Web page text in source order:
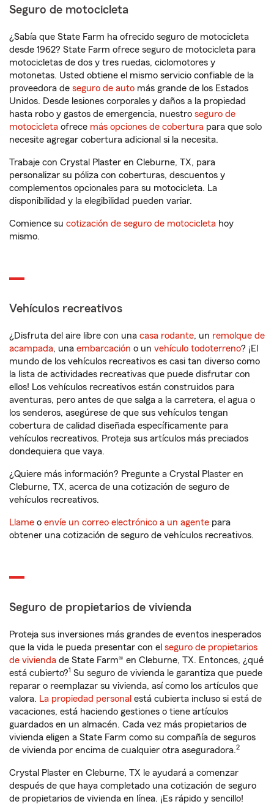
Seguro de motocicleta
¿Sabía que State Farm ha ofrecido seguro de motocicleta
desde 1962? State Farm ofrece seguro de motocicleta para
motocicletas de dos y tres ruedas, ciclomotores y
motonetas. Usted obtiene el mismo servicio confiable de la
proveedora de seguro de auto más grande de los Estados
Unidos. Desde lesiones corporales y daños a la propiedad
hasta robo y gastos de emergencia, nuestro seguro de
motocicleta ofrece más opciones de cobertura para que solo
necesite agregar cobertura adicional si la necesita.
Trabaje con Crystal Plaster en Cleburne, TX, para
personalizar su póliza con coberturas, descuentos y
complementos opcionales para su motocicleta. La
disponibilidad y la elegibilidad pueden variar.
Comience su cotización de seguro de motocicleta hoy
mismo.
Vehículos recreativos
¿Disfruta del aire libre con una casa rodante, un remolque de
acampada, una embarcación o un vehículo todoterreno? ¡El
mundo de los vehículos recreativos es casi tan diverso como
la lista de actividades recreativas que puede disfrutar con
ellos! Los vehículos recreativos están construidos para
aventuras, pero antes de que salga a la carretera, el agua o
los senderos, asegúrese de que sus vehículos tengan
cobertura de calidad diseñada específicamente para
vehículos recreativos. Proteja sus artículos más preciados
dondequiera que vaya.
¿Quiere más información? Pregunte a Crystal Plaster en
Cleburne, TX, acerca de una cotización de seguro de
vehículos recreativos.
Llame o envíe un correo electrónico a un agente para
obtener una cotización de seguro de vehículos recreativos.
Seguro de propietarios de vivienda
Proteja sus inversiones más grandes de eventos inesperados
que la vida le pueda presentar con el seguro de propietarios
de vivienda de State Farm® en Cleburne, TX. Entonces, ¿qué
está cubierto?1 Su seguro de vivienda le garantiza que puede
reparar o reemplazar su vivienda, así como los artículos que
valora. La propiedad personal está cubierta incluso si está de
vacaciones, está haciendo gestiones o tiene artículos
guardados en un almacén. Cada vez más propietarios de
vivienda eligen a State Farm como su compañía de seguros
de vivienda por encima de cualquier otra aseguradora.2
Crystal Plaster en Cleburne, TX le ayudará a comenzar
después de que haya completado una cotización de seguro
de propietarios de vivienda en línea. ¡Es rápido y sencillo!